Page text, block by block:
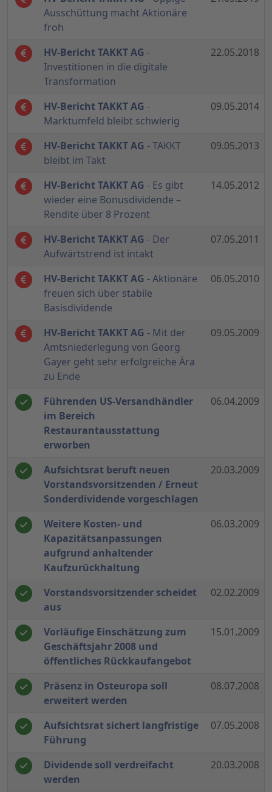
Ausschüttung macht Aktionäre
froh
HV-Bericht TAKKT AG -
Investitionen in die digitale
Transformation
22.05.2018
HV-Bericht TAKKT AG -
Marktumfeld bleibt schwierig
09.05.2014
HV-Bericht TAKKT AG - TAKKT
bleibt im Takt
09.05.2013
HV-Bericht TAKKT AG - Es gibt
wieder eine Bonusdividende –
Rendite über 8 Prozent
14.05.2012
HV-Bericht TAKKT AG - Der
Aufwärtstrend ist intakt
07.05.2011
HV-Bericht TAKKT AG - Aktionäre
freuen sich über stabile
Basisdividende
06.05.2010
HV-Bericht TAKKT AG - Mit der
Amtsniederlegung von Georg
Gayer geht sehr erfolgreiche Ära
zu Ende
09.05.2009
Führenden US-Versandhändler
im Bereich
Restaurantausstattung
erworben
06.04.2009
Aufsichtsrat beruft neuen
Vorstandsvorsitzenden / Erneut
Sonderdividende vorgeschlagen
20.03.2009
Weitere Kosten- und
Kapazitätsanpassungen
aufgrund anhaltender
Kaufzurückhaltung
06.03.2009
Vorstandsvorsitzender scheidet
aus
02.02.2009
Vorläufige Einschätzung zum
Geschäftsjahr 2008 und
öffentliches Rückkaufangebot
15.01.2009
Präsenz in Osteuropa soll
erweitert werden
08.07.2008
Aufsichtsrat sichert langfristige
Führung
07.05.2008
Dividende soll verdreifacht
werden
20.03.2008